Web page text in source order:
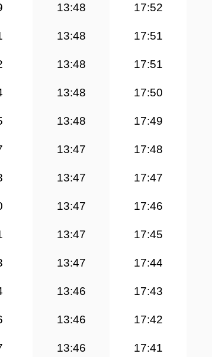
13:48 17:52
13:48 17:51
13:48 17:51
13:48 17:50
13:48 17:49
13:47 17:48
13:47 17:47
13:47 17:46
13:47 17:45
13:47 17:44
13:46 17:43
13:46 17:42
13:46 17:41